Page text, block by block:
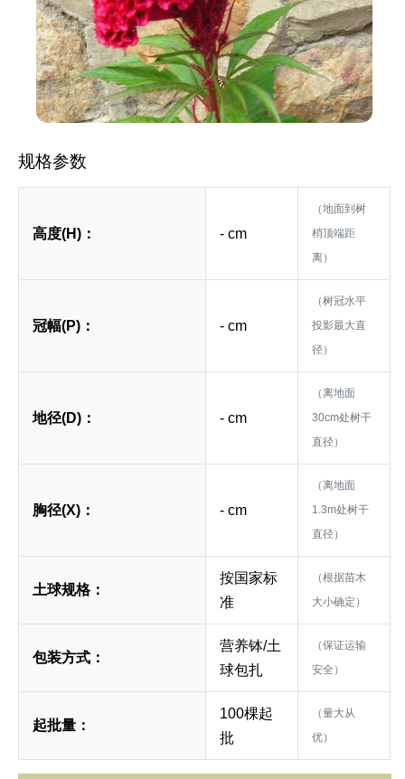
规格参数
高度(H)： - cm
（地面到树
梢顶端距
离）
冠幅(P)： - cm
（树冠水平
投影最大直
径）
地径(D)： - cm
（离地面
30cm处树干
直径）
胸径(X)： - cm
（离地面
1.3m处树干
直径）
土球规格：
按国家标
准
（根据苗木
大小确定）
包装方式：
营养钵/土
球包扎
（保证运输
安全）
起批量：
100棵起
批
（量大从
优）